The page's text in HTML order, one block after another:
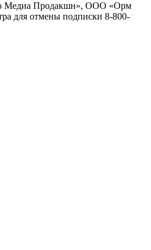
Медиа Продакшн», ООО «Орм
для отмены подписки 8-800-